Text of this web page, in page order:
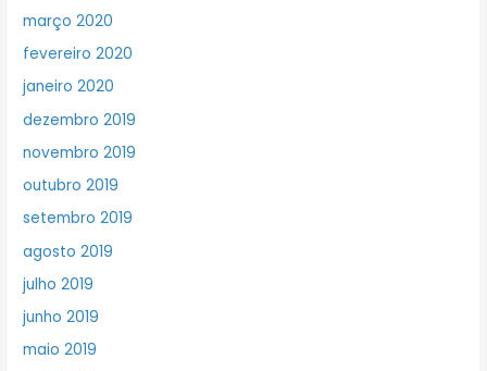
março 2020
fevereiro 2020
janeiro 2020
dezembro 2019
novembro 2019
outubro 2019
setembro 2019
agosto 2019
julho 2019
junho 2019
maio 2019